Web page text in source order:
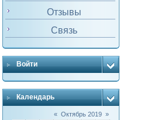
Отзывы
Связь
Войти
Календарь
« Октябрь 2019 »